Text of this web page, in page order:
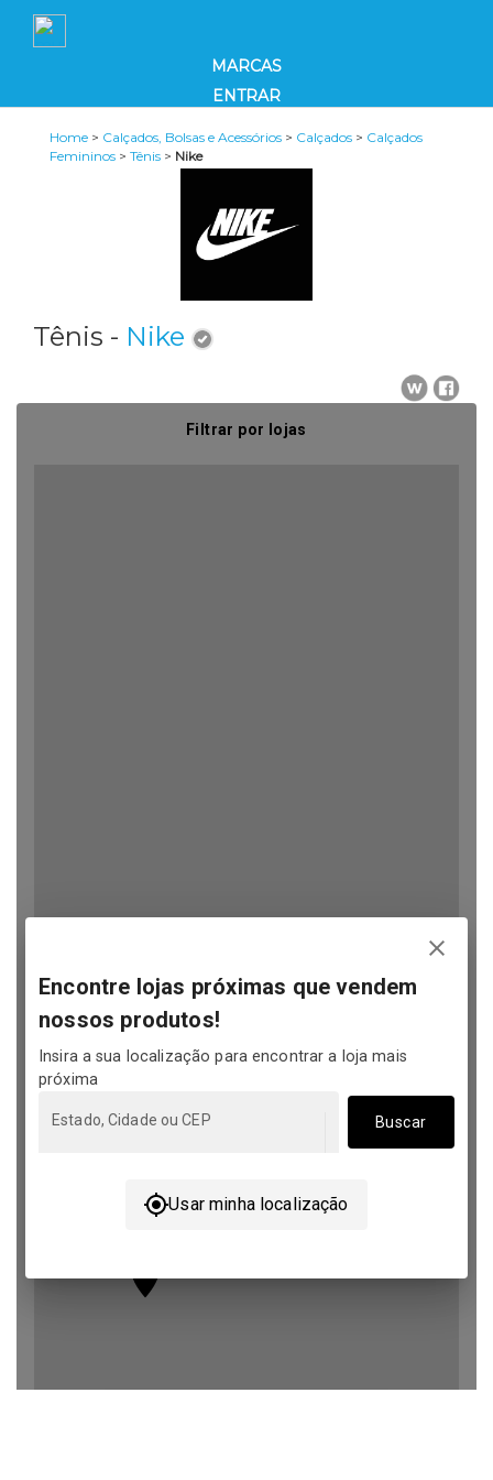
MARCAS
ENTRAR
Home > Calçados, Bolsas e Acessórios > Calçados > Calçados
Femininos > Tênis > Nike
Tênis - Nike